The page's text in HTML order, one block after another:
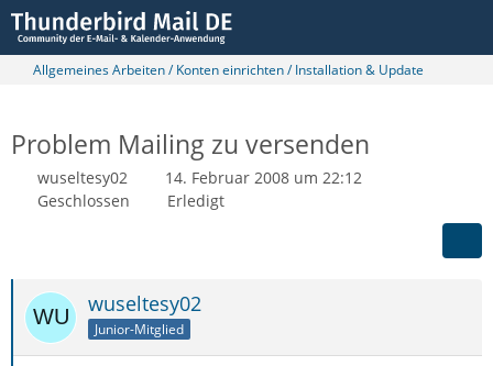
Allgemeines Arbeiten / Konten einrichten / Installation & Update
Problem Mailing zu versenden
wuseltesy02
14. Februar 2008 um 22:12
Geschlossen
Erledigt
wuseltesy02
Junior-Mitglied